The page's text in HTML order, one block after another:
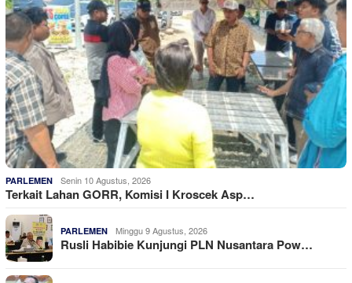
PARLEMEN Senin 10 Agustus, 2026
Terkait Lahan GORR, Komisi I Kroscek Asp…
PARLEMEN Minggu 9 Agustus, 2026
Rusli Habibie Kunjungi PLN Nusantara Pow…